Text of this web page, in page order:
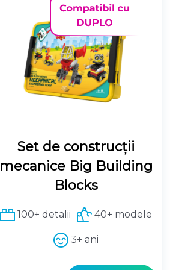
Set de construcții
mecanice Big Building
Blocks
100+ detalii 40+ modele
3+ ani